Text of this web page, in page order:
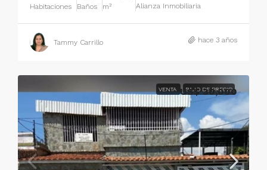
Habitaciones Baños m² Alianza Inmobiliaria
Tammy Carrillo hace 3 años
VENTA BAJO DE PRECIO
US$ 30,000